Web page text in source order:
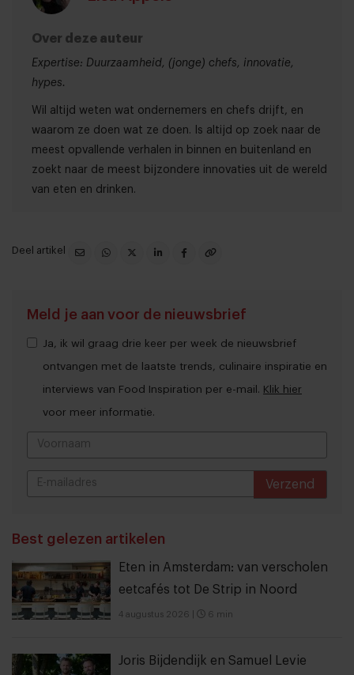
Over deze auteur
Expertise: Duurzaamheid, (jonge) chefs, innovatie,
hypes.
Wil altijd weten wat ondernemers en chefs drijft, en
waarom ze doen wat ze doen. Is altijd op zoek naar de
meest opvallende verhalen in binnen en buitenland en
zoekt naar de meest bijzondere innovaties uit de wereld
van eten en drinken.
Deel artikel
Meld je aan voor de nieuwsbrief
Ja, ik wil graag drie keer per week de nieuwsbrief
ontvangen met de laatste trends, culinaire inspiratie en
interviews van Food Inspiration per e-mail. Klik hier
voor meer informatie.
Verzend
Best gelezen artikelen
Eten in Amsterdam: van verscholen
eetcafés tot De Strip in Noord
4 augustus 2026 6 min
Joris Bijdendijk en Samuel Levie